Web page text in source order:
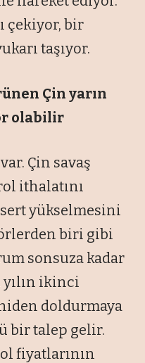
çekiyor, bir
taşıyor.
Çin yarın
olabilir
Çin savaş
ithalatını
yükselmesini
biri gibi
sonsuza kadar
yılın ikinci
doldurmaya
bir talep gelir.
fiyatlarının